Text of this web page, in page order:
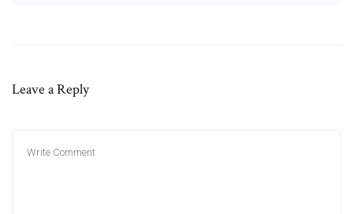
Leave a Reply